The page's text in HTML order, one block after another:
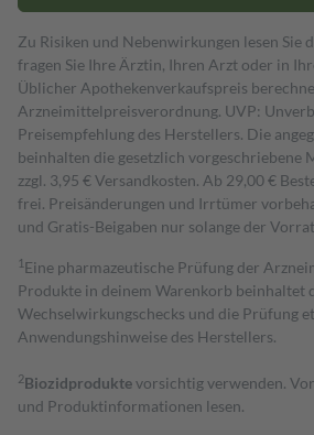
Zu Risiken und Nebenwirkungen lesen Sie
fragen Sie Ihre Ärztin, Ihren Arzt oder in
Üblicher Apothekenverkaufspreis
Arzneimittelpreisverordnung. UVP:
Preisempfehlung des Herstellers. Die
beinhalten die gesetzlich vorgeschriebene
zzgl. 3,95 € Versandkosten. Ab 29,00 €
frei. Preisänderungen und Irrtümer
und Gratis-Beigaben nur solange der
1 Eine pharmazeutische Prüfung der
Produkte in deinem Warenkorb beinhaltet
Wechselwirkungschecks und die Prüfung
Anwendungshinweise des Herstellers.
2Biozidproduktevorsichtig verwenden.
und Produktinformationen lesen.